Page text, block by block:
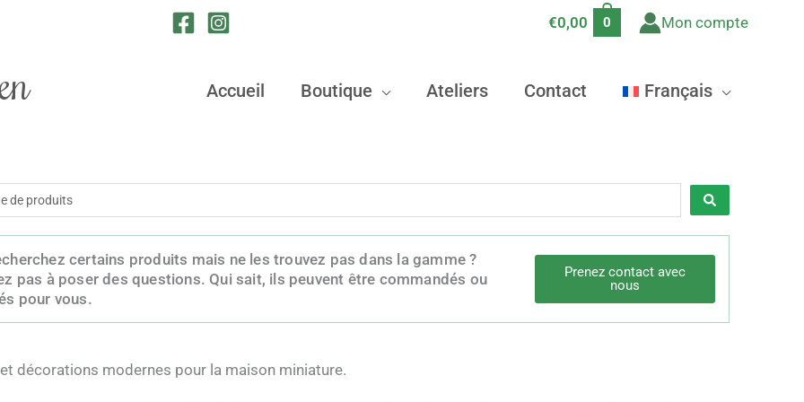
€0,00 0 Mon compte
Accueil Boutique Ateliers Contact Français
certains produits mais ne les trouvez pas dans la gamme ?
pas à poser des questions. Qui sait, ils peuvent être commandés ou
pour vous.
Prenez contact avec
nous
décorations modernes pour la maison miniature.